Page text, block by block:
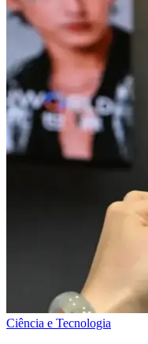
Ciência e Tecnologia